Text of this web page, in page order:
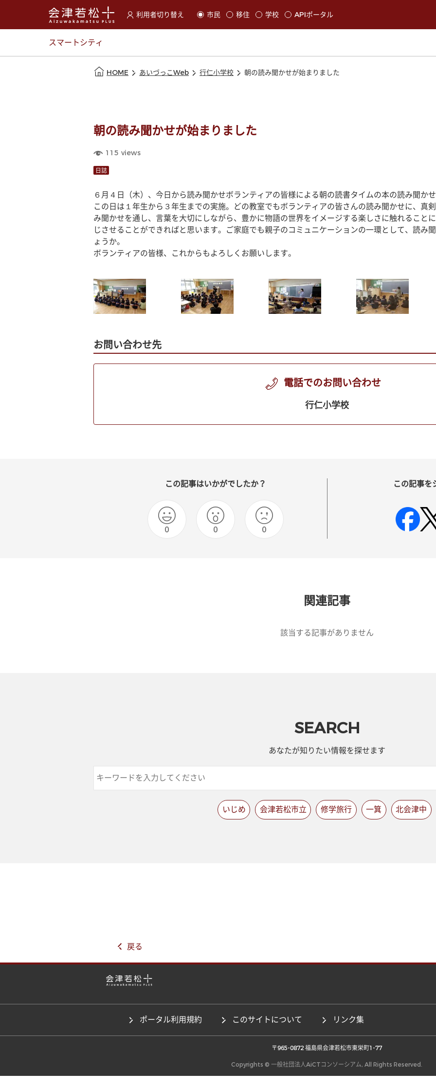
利用者切り替え
選択すると利用者の切替が発生します
市民 移住 学校 APIポータル
スマートシティ
HOME あいづっこWeb 行仁小学校 朝の読み聞かせが始まりました
朝の読み聞かせが始まりました
115 views
日誌
６月４日（木）、今日から読み聞かせボランティアの皆様による朝の読書タイムの本の読み聞か
この日は１年生から３年生までの実施。どの教室でもボランティアの皆さんの読み聞かせに、真
み聞かせを通し、言葉を大切にしながら、豊かに物語の世界をイメージする楽しさに触れること
じさせることができればと思います。ご家庭でも親子のコミュニケーションの一環として、読み
ょうか。
ボランティアの皆様、これからもよろしくお願いします。
お問い合わせ先
電話でのお問い合わせ
行仁小学校
この記事はいかがでしたか？
0 0 0
この記事を
関連記事
該当する記事がありません
SEARCH
あなたが知りたい情報を探せます
いじめ 会津若松市立 修学旅行 一箕 北会津中
戻る
ポータル利用規約 このサイトについて リンク集
〒965-0872 福島県会津若松市東栄町1-77
Copyrights © 一般社団法人AiCTコンソーシアム, All Rights Reserved.